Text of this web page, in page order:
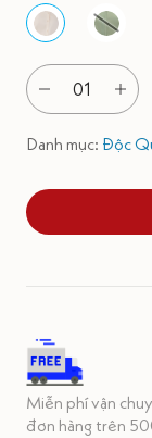
01
Danh mục: Độc
Miễn phí vận
đơn hàng trên